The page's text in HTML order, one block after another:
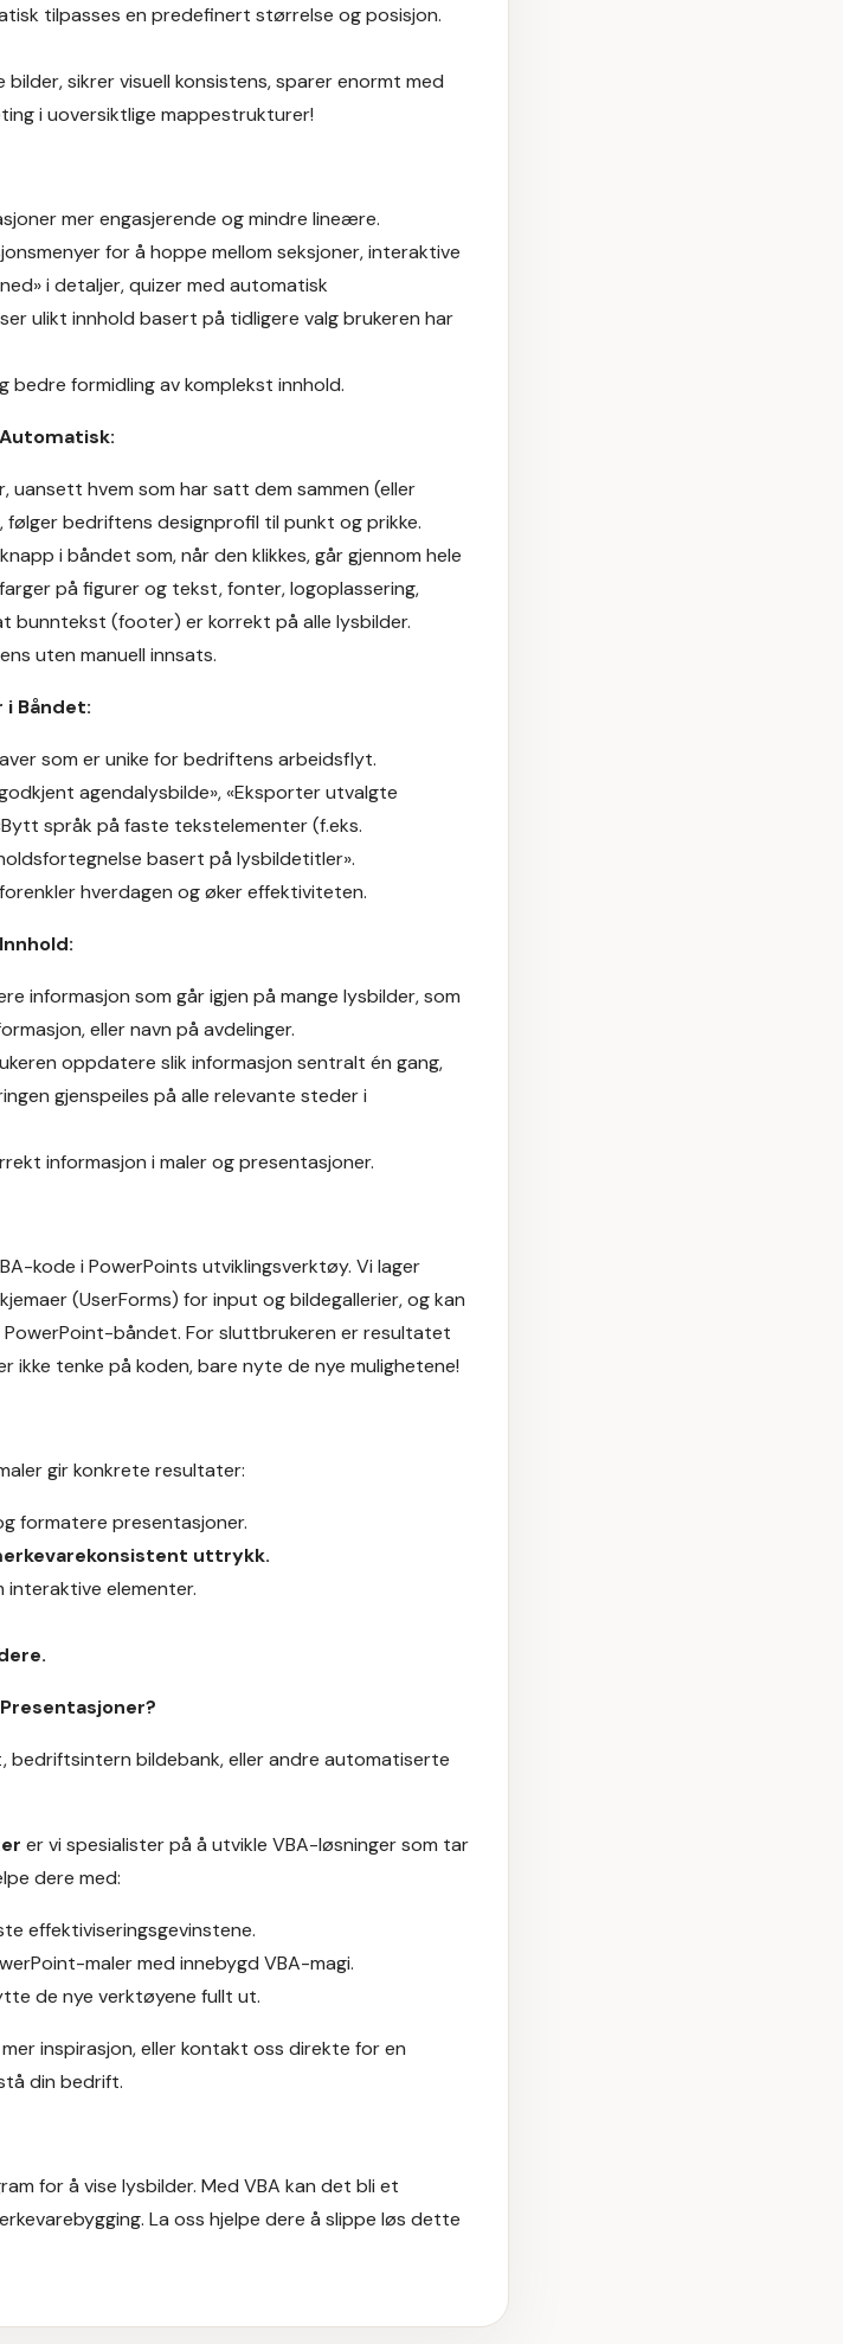
tilpasses en predefinert størrelse og posisjon.
sikrer visuell konsistens, sparer enormt med
i uoversiktlige mappestrukturer!
mer engasjerende og mindre lineære.
for å hoppe mellom seksjoner, interaktive
i detaljer, quizer med automatisk
ulikt innhold basert på tidligere valg brukeren har
bedre formidling av komplekst innhold.
uansett hvem som har satt dem sammen (eller
bedriftens designprofil til punkt og prikke.
i båndet som, når den klikkes, går gjennom hele
på figurer og tekst, fonter, logoplassering,
bunntekst (footer) er korrekt på alle lysbilder.
uten manuell innsats.
i Båndet:
som er unike for bedriftens arbeidsflyt.
agendalysbilde», «Eksporter utvalgte
språk på faste tekstelementer (f.eks.
basert på lysbildetitler».
hverdagen og øker effektiviteten.
informasjon som går igjen på mange lysbilder, som
eller navn på avdelinger.
oppdatere slik informasjon sentralt én gang,
gjenspeiles på alle relevante steder i
informasjon i maler og presentasjoner.
kode i PowerPoints utviklingsverktøy. Vi lager
(UserForms) for input og bildegallerier, og kan
båndet. For sluttbrukeren er resultatet
ikke tenke på koden, bare nyte de nye mulighetene!
gir konkrete resultater:
formatere presentasjoner.
uttrykk.
interaktive elementer.
bedriftsintern bildebank, eller andre automatiserte
er vi spesialister på å utvikle VBA-løsninger som tar
dere med:
effektiviseringsgevinstene.
maler med innebygd VBA-magi.
de nye verktøyene fullt ut.
inspirasjon, ellerkontakt oss direkte for en
din bedrift.
for å vise lysbilder. Med VBA kan det bli et
La oss hjelpe dere å slippe løs dette